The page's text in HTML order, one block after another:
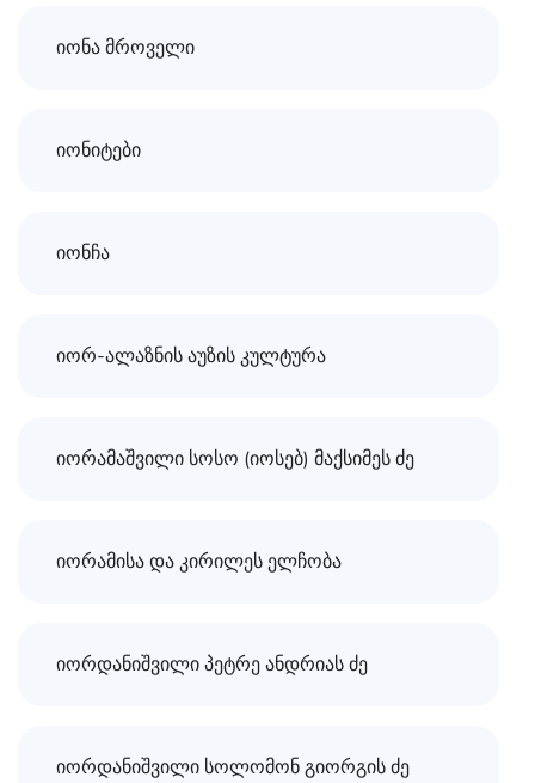
იონა მროველი
იონიტები
იონჩა
იორ-ალაზნის აუზის კულტურა
იორამაშვილი სოსო (იოსებ) მაქსიმეს ძე
იორამისა და კირილეს ელჩობა
იორდანიშვილი პეტრე ანდრიას ძე
იორდანიშვილი სოლომონ გიორგის ძე